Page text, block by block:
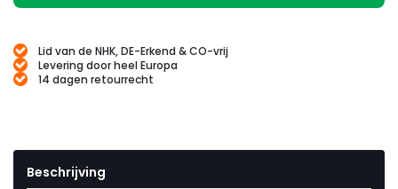
Lid van de NHK, DE-Erkend & CO-vrij
Levering door heel Europa
14 dagen retourrecht
Beschrijving